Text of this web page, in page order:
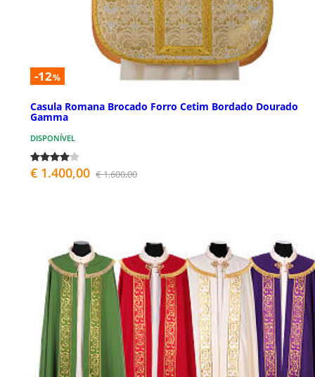
-12%
Casula Romana Brocado Forro Cetim Bordado Dourado
Gamma
DISPONÍVEL
€ 1.400,00 € 1.600,00